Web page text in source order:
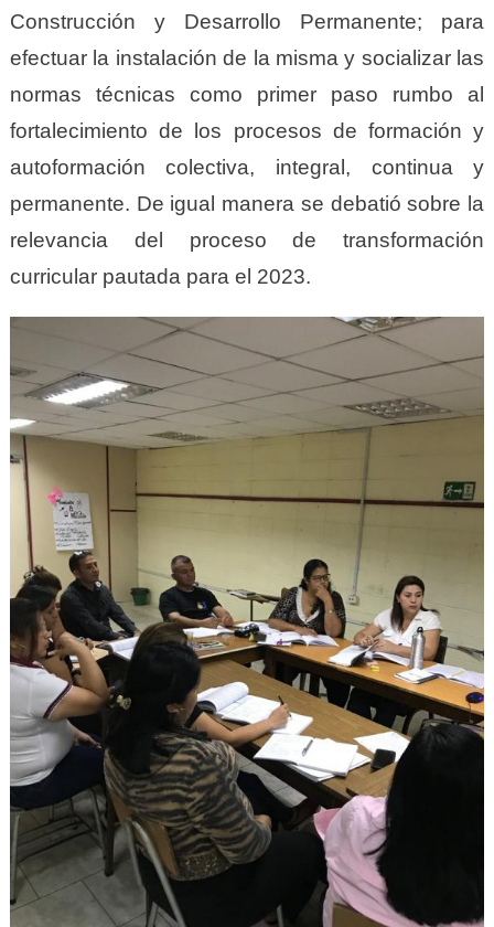
Construcción y Desarrollo Permanente; para
efectuar la instalación de la misma y socializar las
normas técnicas como primer paso rumbo al
fortalecimiento de los procesos de formación y
autoformación colectiva, integral, continua y
permanente. De igual manera se debatió sobre la
relevancia del proceso de transformación
curricular pautada para el 2023.